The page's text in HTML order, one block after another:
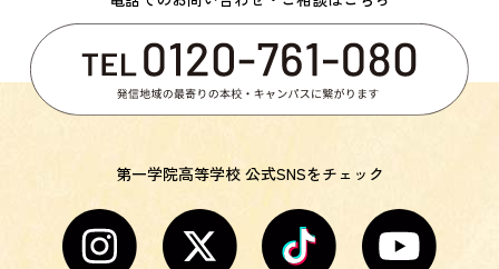
第一学院高等学校 公式SNSをチェック